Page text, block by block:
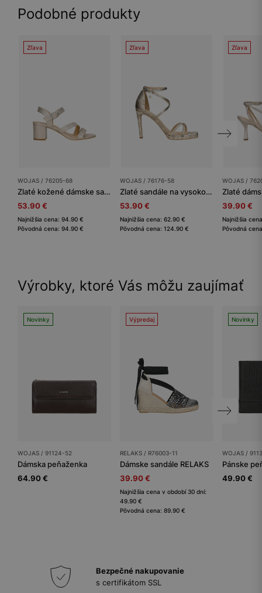
Podobné produkty
Zľava
WOJAS / 76205-68
Zlaté kožené dámske sandále na podpätku
53.90 €
Najnižšia cena: 94.90 €
Pôvodná cena: 94.90 €
Zľava
WOJAS / 76176-58
Zlaté sandále na vysokom opätku
53.90 €
Najnižšia cena: 62.90 €
Pôvodná cena: 124.90 €
Zľava
WOJAS /
39.90 €
Najnižšia
Pôvodná
Výrobky, ktoré Vás môžu zaujímať
Novinky
WOJAS / 91124-52
Dámska peňaženka
64.90 €
Výpredaj
RELAKS / R76003-11
Dámske sandále RELAKS
39.90 €
Najnižšia cena v období 30 dní:
49.90 €
Pôvodná cena: 89.90 €
Novinky
WOJAS /
Pánske
49.90 €
Bezpečné nakupovanie
s certifikátom SSL